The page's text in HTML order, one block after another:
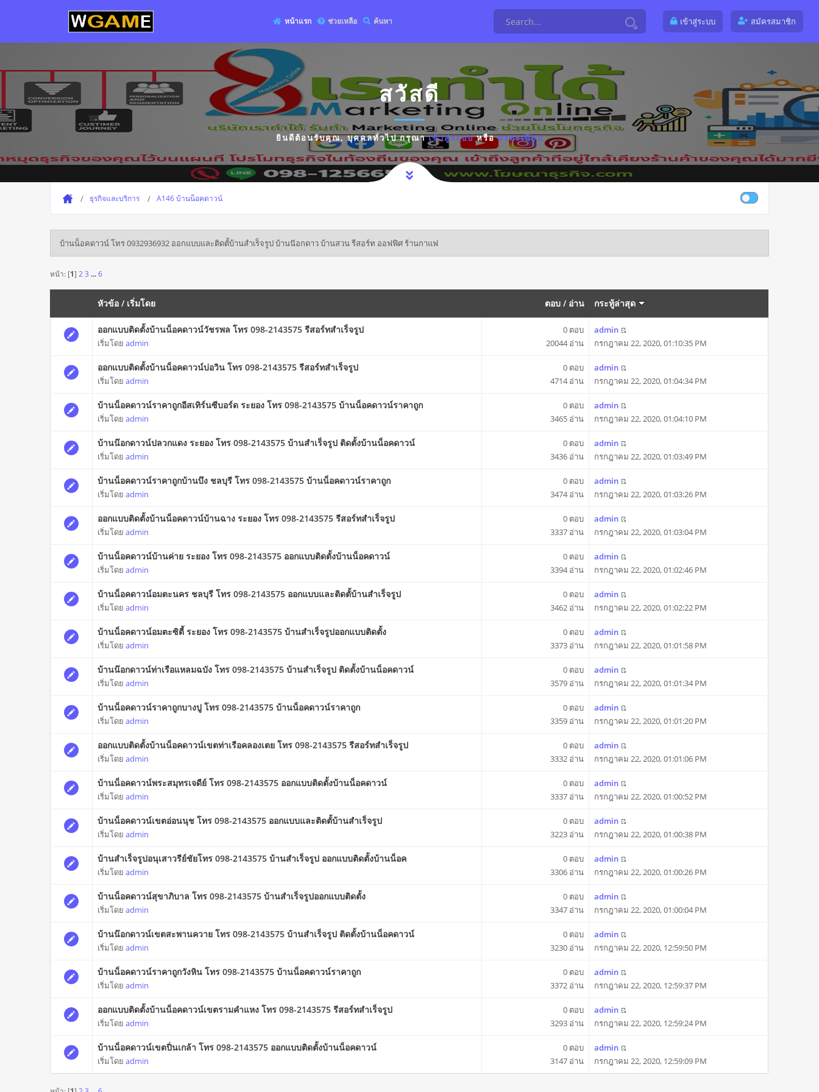
หน้าแรก ช่วยเหลือ ค้นหา เข้าสู่ระบบ สมัครสมาชิก
สวัสดี
ยินดีต้อนรับคุณ,บุคคลทั่วไปกรุณาเข้าสู่ระบบหรือลงทะเบียน
ธุรกิจและบริการ A146 บ้านน็อคดาวน์
บ้านน็อคดาวน์ โทร 0932936932 ออกแบบและติดตั้บ้านสำเร็จรูป บ้านน๊อกดาว บ้านสวน รีสอร์ท ออฟฟิศ ร้านกาแฟ
หน้า: [1] 2 3 ...6
หัวข้อ / เริ่มโดย ตอบ / อ่าน กระทู้ล่าสุด
ออกแบบติดตั้งบ้านน็อคดาวน์วัชรพล โทร 098-2143575 รีสอร์ทสำเร็จรูป
เริ่มโดยadmin
0 ตอบ
20044 อ่าน
admin
กรกฎาคม 22, 2020, 01:10:35 PM
ออกแบบติดตั้งบ้านน็อคดาวน์บ่อวิน โทร 098-2143575 รีสอร์ทสำเร็จรูป
เริ่มโดยadmin
0 ตอบ
4714 อ่าน
admin
กรกฎาคม 22, 2020, 01:04:34 PM
บ้านน็อคดาวน์ราคาถูกอีสเทิร์นซีบอร์ด ระยอง โทร 098-2143575 บ้านน็อคดาวน์ราคาถูก
เริ่มโดยadmin
0 ตอบ
3465 อ่าน
admin
กรกฎาคม 22, 2020, 01:04:10 PM
บ้านน๊อกดาวน์ปลวกแดง ระยอง โทร 098-2143575 บ้านสําเร็จรูป ติดตั้งบ้านน็อคดาวน์
เริ่มโดยadmin
0 ตอบ
3436 อ่าน
admin
กรกฎาคม 22, 2020, 01:03:49 PM
บ้านน็อคดาวน์ราคาถูกบ้านบึง ชลบุรี โทร 098-2143575 บ้านน็อคดาวน์ราคาถูก
เริ่มโดยadmin
0 ตอบ
3474 อ่าน
admin
กรกฎาคม 22, 2020, 01:03:26 PM
ออกแบบติดตั้งบ้านน็อคดาวน์บ้านฉาง ระยอง โทร 098-2143575 รีสอร์ทสำเร็จรูป
เริ่มโดยadmin
0 ตอบ
3337 อ่าน
admin
กรกฎาคม 22, 2020, 01:03:04 PM
บ้านน็อคดาวน์บ้านค่าย ระยอง โทร 098-2143575 ออกแบบติดตั้งบ้านน็อคดาวน์
เริ่มโดยadmin
0 ตอบ
3394 อ่าน
admin
กรกฎาคม 22, 2020, 01:02:46 PM
บ้านน็อคดาวน์อมตะนคร ชลบุรี โทร 098-2143575 ออกแบบและติดตั้บ้านสำเร็จรูป
เริ่มโดยadmin
0 ตอบ
3462 อ่าน
admin
กรกฎาคม 22, 2020, 01:02:22 PM
บ้านน็อคดาวน์อมตะซิตี้ ระยอง โทร 098-2143575 บ้านสําเร็จรูปออกแบบติดตั้ง
เริ่มโดยadmin
0 ตอบ
3373 อ่าน
admin
กรกฎาคม 22, 2020, 01:01:58 PM
บ้านน๊อกดาวน์ท่าเรือแหลมฉบัง โทร 098-2143575 บ้านสําเร็จรูป ติดตั้งบ้านน็อคดาวน์
เริ่มโดยadmin
0 ตอบ
3579 อ่าน
admin
กรกฎาคม 22, 2020, 01:01:34 PM
บ้านน็อคดาวน์ราคาถูกบางปู โทร 098-2143575 บ้านน็อคดาวน์ราคาถูก
เริ่มโดยadmin
0 ตอบ
3359 อ่าน
admin
กรกฎาคม 22, 2020, 01:01:20 PM
ออกแบบติดตั้งบ้านน็อคดาวน์เขตท่าเรือคลองเตย โทร 098-2143575 รีสอร์ทสำเร็จรูป
เริ่มโดยadmin
0 ตอบ
3332 อ่าน
admin
กรกฎาคม 22, 2020, 01:01:06 PM
บ้านน็อคดาวน์พระสมุทรเจดีย์ โทร 098-2143575 ออกแบบติดตั้งบ้านน็อคดาวน์
เริ่มโดยadmin
0 ตอบ
3337 อ่าน
admin
กรกฎาคม 22, 2020, 01:00:52 PM
บ้านน็อคดาวน์เขตอ่อนนุช โทร 098-2143575 ออกแบบและติดตั้บ้านสำเร็จรูป
เริ่มโดยadmin
0 ตอบ
3223 อ่าน
admin
กรกฎาคม 22, 2020, 01:00:38 PM
บ้านสําเร็จรูปอนุเสาวรีย์ชัยโทร 098-2143575 บ้านสําเร็จรูป ออกแบบติดตั้งบ้านน็อค
เริ่มโดยadmin
0 ตอบ
3306 อ่าน
admin
กรกฎาคม 22, 2020, 01:00:26 PM
บ้านน็อคดาวน์สุขาภิบาล โทร 098-2143575 บ้านสําเร็จรูปออกแบบติดตั้ง
เริ่มโดยadmin
0 ตอบ
3347 อ่าน
admin
กรกฎาคม 22, 2020, 01:00:04 PM
บ้านน๊อกดาวน์เขตสะพานควาย โทร 098-2143575 บ้านสําเร็จรูป ติดตั้งบ้านน็อคดาวน์
เริ่มโดยadmin
0 ตอบ
3230 อ่าน
admin
กรกฎาคม 22, 2020, 12:59:50 PM
บ้านน็อคดาวน์ราคาถูกวังหิน โทร 098-2143575 บ้านน็อคดาวน์ราคาถูก
เริ่มโดยadmin
0 ตอบ
3372 อ่าน
admin
กรกฎาคม 22, 2020, 12:59:37 PM
ออกแบบติดตั้งบ้านน็อคดาวน์เขตรามคำแหง โทร 098-2143575 รีสอร์ทสำเร็จรูป
เริ่มโดยadmin
0 ตอบ
3293 อ่าน
admin
กรกฎาคม 22, 2020, 12:59:24 PM
บ้านน็อคดาวน์เขตปิ่นเกล้า โทร 098-2143575 ออกแบบติดตั้งบ้านน็อคดาวน์
เริ่มโดยadmin
0 ตอบ
3147 อ่าน
admin
กรกฎาคม 22, 2020, 12:59:09 PM